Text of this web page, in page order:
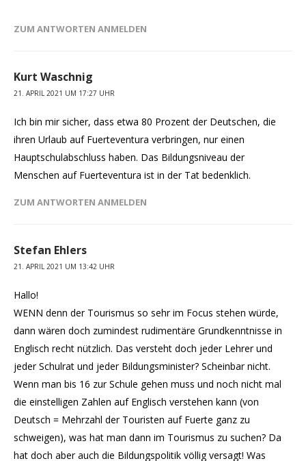
ZUM ANTWORTEN ANMELDEN
Kurt Waschnig
21. APRIL 2021 UM 17:27 UHR
Ich bin mir sicher, dass etwa 80 Prozent der Deutschen, die
ihren Urlaub auf Fuerteventura verbringen, nur einen
Hauptschulabschluss haben. Das Bildungsniveau der
Menschen auf Fuerteventura ist in der Tat bedenklich.
ZUM ANTWORTEN ANMELDEN
Stefan Ehlers
21. APRIL 2021 UM 13:42 UHR
Hallo!
WENN denn der Tourismus so sehr im Focus stehen würde,
dann wären doch zumindest rudimentäre Grundkenntnisse in
Englisch recht nützlich. Das versteht doch jeder Lehrer und
jeder Schulrat und jeder Bildungsminister? Scheinbar nicht.
Wenn man bis 16 zur Schule gehen muss und noch nicht mal
die einstelligen Zahlen auf Englisch verstehen kann (von
Deutsch = Mehrzahl der Touristen auf Fuerte ganz zu
schweigen), was hat man dann im Tourismus zu suchen? Da
hat doch aber auch die Bildungspolitik völlig versagt! Was